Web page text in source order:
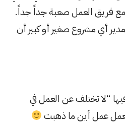
فريق العمل صعبة جداً جداً.
أي مشروع صغير أو كبير أن
“لا تختلف عن العمل في
عمل أين ما ذهبت